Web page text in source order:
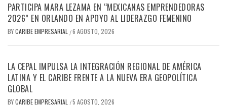
PARTICIPA MARA LEZAMA EN “MEXICANAS EMPRENDEDORAS
2026” EN ORLANDO EN APOYO AL LIDERAZGO FEMENINO
BYCARIBE EMPRESARIAL /6 AGOSTO, 2026
LA CEPAL IMPULSA LA INTEGRACIÓN REGIONAL DE AMÉRICA
LATINA Y EL CARIBE FRENTE A LA NUEVA ERA GEOPOLÍTICA
GLOBAL
BYCARIBE EMPRESARIAL /5 AGOSTO, 2026